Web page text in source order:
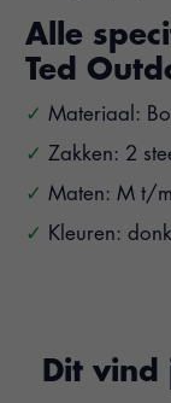
Alle
Ted
Materiaal:
Zakken: 2
Maten: M t/
Kleuren:
Dit vind